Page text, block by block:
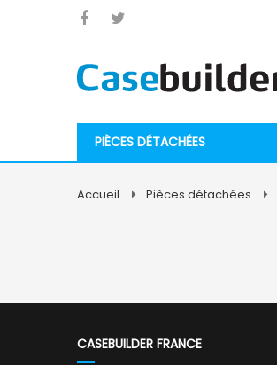
PIÈCES DÉTACHÉES
Accueil Pièces détachées
CASEBUILDER FRANCE